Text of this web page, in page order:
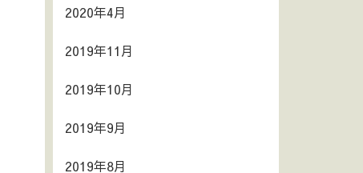
2020年4月
2019年11月
2019年10月
2019年9月
2019年8月